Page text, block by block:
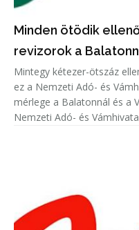
Minden ötödik
revizorok a
Mintegy kétezer-ötszáz
ez a Nemzeti Adó- és
mérlege a Balatonnál és a
Nemzeti Adó- és